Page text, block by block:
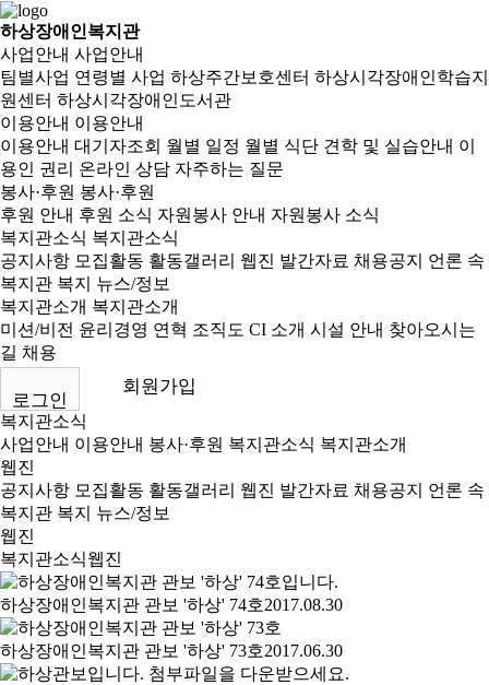
하상장애인복지관
사업안내 사업안내
팀별사업 연령별 사업 하상주간보호센터 하상시각장애인학습지
원센터 하상시각장애인도서관
이용안내 이용안내
이용안내 대기자조회 월별 일정 월별 식단 견학 및 실습안내 이
용인 권리 온라인 상담 자주하는 질문
봉사·후원 봉사·후원
후원 안내 후원 소식 자원봉사 안내 자원봉사 소식
복지관소식 복지관소식
공지사항 모집활동 활동갤러리 웹진 발간자료 채용공지
언론 속
복지관 복지 뉴스/정보
복지관소개 복지관소개
미션/비전 윤리경영 연혁 조직도 CI 소개 시설 안내 찾아오시는
길 채용
로그인
회원가입
복지관소식
사업안내 이용안내 봉사·후원 복지관소식 복지관소개
웹진
공지사항 모집활동 활동갤러리 웹진 발간자료 채용공지
언론 속
복지관 복지 뉴스/정보
웹진
복지관소식웹진
하상장애인복지관 관보 '하상' 74호2017.08.30
하상장애인복지관 관보 '하상' 73호2017.06.30